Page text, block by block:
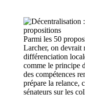
Parmi les 50
Larcher, on devrait
différenciation
comme le principe
des compétences
prépare la relance,
sénateurs sur les